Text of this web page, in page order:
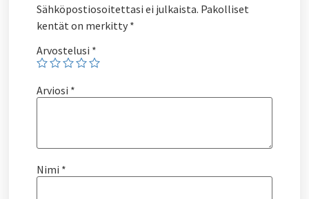
Sähköpostiosoitettasi ei julkaista. Pakolliset
kentät on merkitty *
Arvostelusi *
Arviosi *
Nimi *